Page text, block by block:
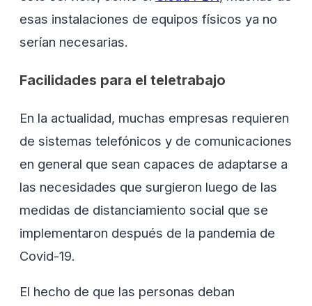
esas instalaciones de equipos físicos ya no
serían necesarias.
Facilidades para el teletrabajo
En la actualidad, muchas empresas requieren
de sistemas telefónicos y de comunicaciones
en general que sean capaces de adaptarse a
las necesidades que surgieron luego de las
medidas de distanciamiento social que se
implementaron después de la pandemia de
Covid-19.
El hecho de que las personas deban